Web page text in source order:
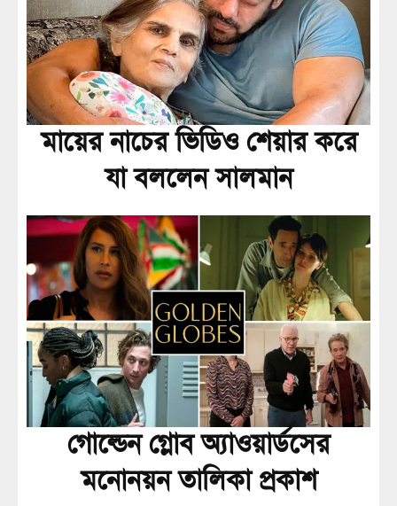
মায়ের নাচের ভিডিও শেয়ার করে
যা বললেন সালমান
গোল্ডেন গ্লোব অ্যাওয়ার্ডসের
মনোনয়ন তালিকা প্রকাশ